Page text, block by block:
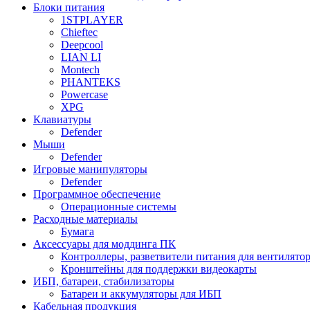
Блоки питания
1STPLAYER
Chieftec
Deepcool
LIAN LI
Montech
PHANTEKS
Powercase
XPG
Клавиатуры
Defender
Мыши
Defender
Игровые манипуляторы
Defender
Программное обеспечение
Операционные системы
Расходные материалы
Бумага
Аксессуары для моддинга ПК
Контроллеры, разветвители питания для
Кронштейны для поддержки видеокарты
ИБП, батареи, стабилизаторы
Батареи и аккумуляторы для ИБП
Кабельная продукция